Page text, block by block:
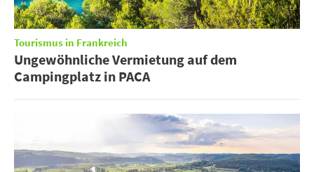
Tourismus in Frankreich
Ungewöhnliche Vermietung auf dem
Campingplatz in PACA